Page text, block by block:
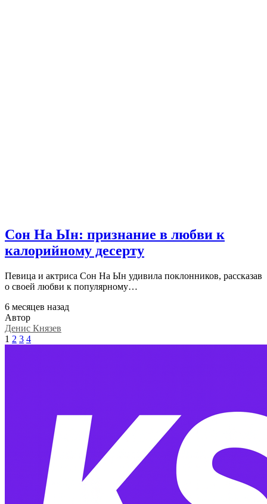
Сон На Ын: признание в любви к
калорийному десерту
Певица и актриса Сон На Ын удивила поклонников, рассказав
о своей любви к популярному…
6 месяцев назад
Автор
Денис Князев
1 2 3 4